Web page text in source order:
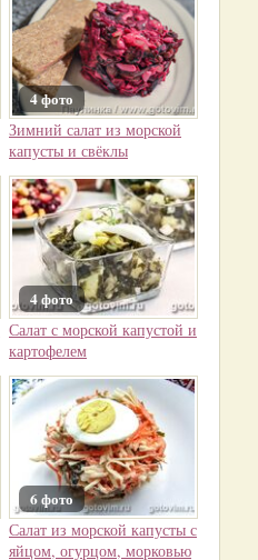
4 фото
Зимний салат из морской
капусты и свёклы
4 фото
Салат с морской капустой и
картофелем
6 фото
Салат из морской капусты с
яйцом, огурцом, морковью